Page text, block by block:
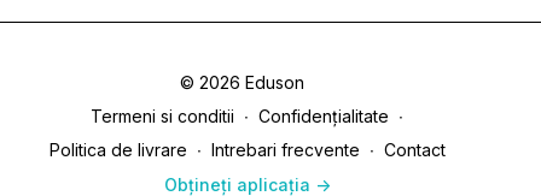
© 2026 Eduson
Termeni si conditii ∙ Confidențialitate ∙
Politica de livrare ∙ Intrebari frecvente ∙ Contact
Obțineți aplicația ->